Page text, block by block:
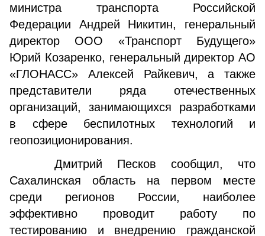
министра транспорта Российской
Федерации Андрей Никитин, генеральный
директор ООО «Транспорт Будущего»
Юрий Козаренко, генеральный директор АО
«ГЛОНАСС» Алексей Райкевич, а также
представители ряда отечественных
организаций, занимающихся разработками
в сфере беспилотных технологий и
геопозиционирования.
Дмитрий Песков сообщил, что
Сахалинская область на первом месте
среди регионов России, наиболее
эффективно проводит работу по
тестированию и внедрению гражданской